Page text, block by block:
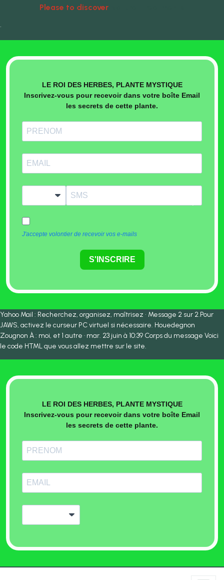
Please to discover
•
LE ROI DES HERBES, PLANTE MYSTIQUE
Inscrivez-vous pour recevoir dans votre boîte Email
les secrets de cette plante.
J'accepte volontier de recevoir vos e-mails
S'INSCRIRE
Yahoo Mail : Recherchez, organisez, maîtrisez • Message 2 sur 2.Pour
JAWS, activez le curseur PC virtuel si nécessaire. Houedegnon
Zougnon À : moi, et 1 autre · mar. 23 juin à 10:39 Corps du message Voici
le code HTML que vous allez mettre sur le site.
LE ROI DES HERBES, PLANTE MYSTIQUE
Inscrivez-vous pour recevoir dans votre boîte Email
les secrets de cette plante.